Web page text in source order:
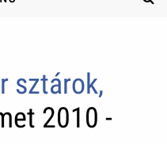
sztárok,
2010 -